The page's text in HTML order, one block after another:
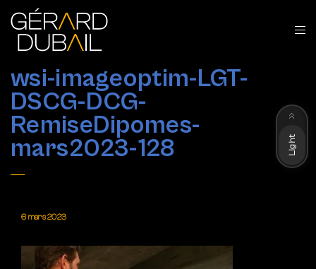
wsi-imageoptim-LGT-
DSCG-DCG-
RemiseDipomes-
mars2023-128
6 mars 2023
Light
Dark